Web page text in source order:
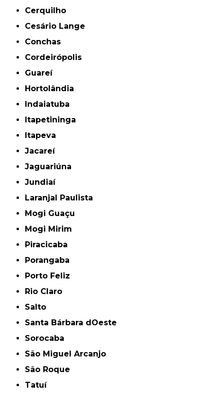
Cerquilho
Cesário Lange
Conchas
Cordeirópolis
Guareí
Hortolândia
Indaiatuba
Itapetininga
Itapeva
Jacareí
Jaguariúna
Jundiaí
Laranjal Paulista
Mogi Guaçu
Mogi Mirim
Piracicaba
Porangaba
Porto Feliz
Rio Claro
Salto
Santa Bárbara dOeste
Sorocaba
São Miguel Arcanjo
São Roque
Tatuí